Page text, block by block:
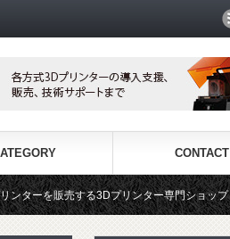
CONTACT
リンター専門ショップ『3DPS id.arts』